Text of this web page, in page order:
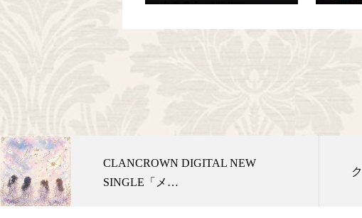
CLANCROWN DIGITAL NEW
SINGLE「メ…